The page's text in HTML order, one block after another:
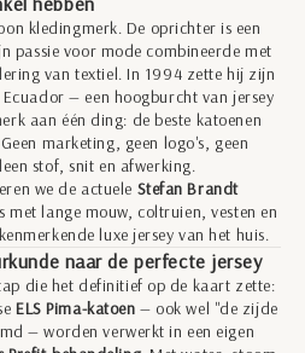
kledingmerk. De oprichter is een
passie voor mode combineerde met
van textiel. In 1994 zette hij zijn
— een hoogburcht van jersey
aan één ding: de beste katoenen
marketing, geen logo's, geen
stof, snit en afwerking.
we de actuele Stefan Brandt
met lange mouw, coltruien, vesten en
luxe jersey van het huis.
naar de perfecte jersey
die het definitief op de kaart zette:
ELS Pima-katoen — ook wel "de zijde
— worden verwerkt in een eigen